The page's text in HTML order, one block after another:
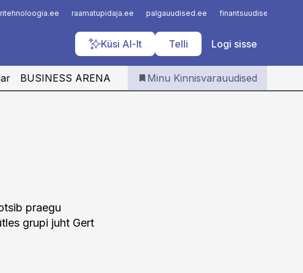
raamatupidaja.ee palgauudised.ee finantsuudised.ee
Küsi AI-lt Telli Logi sisse
Iseteenindus
Telli Kinnisvarauudised
BUSINESS ARENA Minu Kinnisvarauudised
praegu
grupi juht Gert